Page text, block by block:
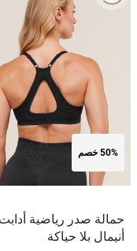
50% خصم
حمالة صدر رياضية أدابت
أنيمال بلا حياكة